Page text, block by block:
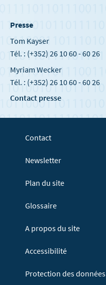
Presse
Tom Kayser
Tél. : (+352) 26 10 60 - 60 26
Myriam Wecker
Tél. : (+352) 26 10 60 - 60 26
Contact presse
Contact
Newsletter
Plan du site
Glossaire
A propos du site
Accessibilité
Protection des données